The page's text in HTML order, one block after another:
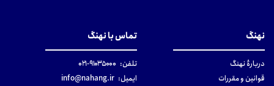
نهنگ
دربارهٔ نهنگ
قوانین و مقررات
تماس با نهنگ
تلفن: ۹۱۰۳۵۰۰۰-۰۲۱
ایمیل: info@nahang.ir